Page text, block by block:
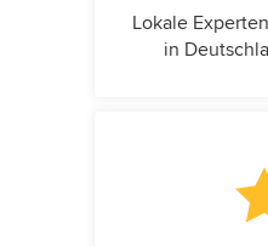
Lokale
in